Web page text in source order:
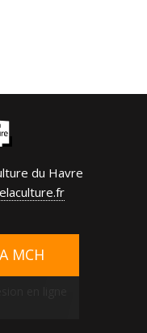
du Havre
MCH